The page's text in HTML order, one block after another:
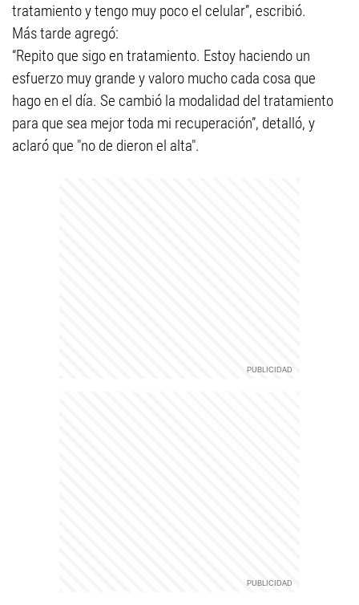
tratamiento y tengo muy poco el celular”, escribió.
Más tarde agregó:
“Repito que sigo en tratamiento. Estoy haciendo un
esfuerzo muy grande y valoro mucho cada cosa que
hago en el día. Se cambió la modalidad del tratamiento
para que sea mejor toda mi recuperación”, detalló, y
aclaró que "no de dieron el alta".